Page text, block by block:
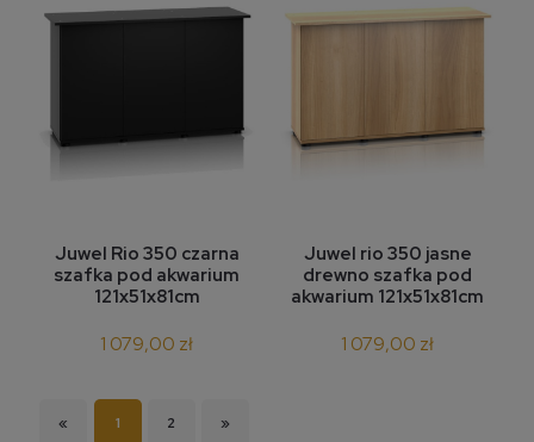
Juwel Rio 350 czarna
szafka pod akwarium
121x51x81cm
1 079,00 zł
Juwel rio 350 jasne
drewno szafka pod
akwarium 121x51x81cm
1 079,00 zł
« 1 2 »